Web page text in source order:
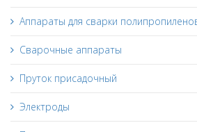
Аппараты для сварки
Сварочные аппараты
Пруток присадочный
Электроды